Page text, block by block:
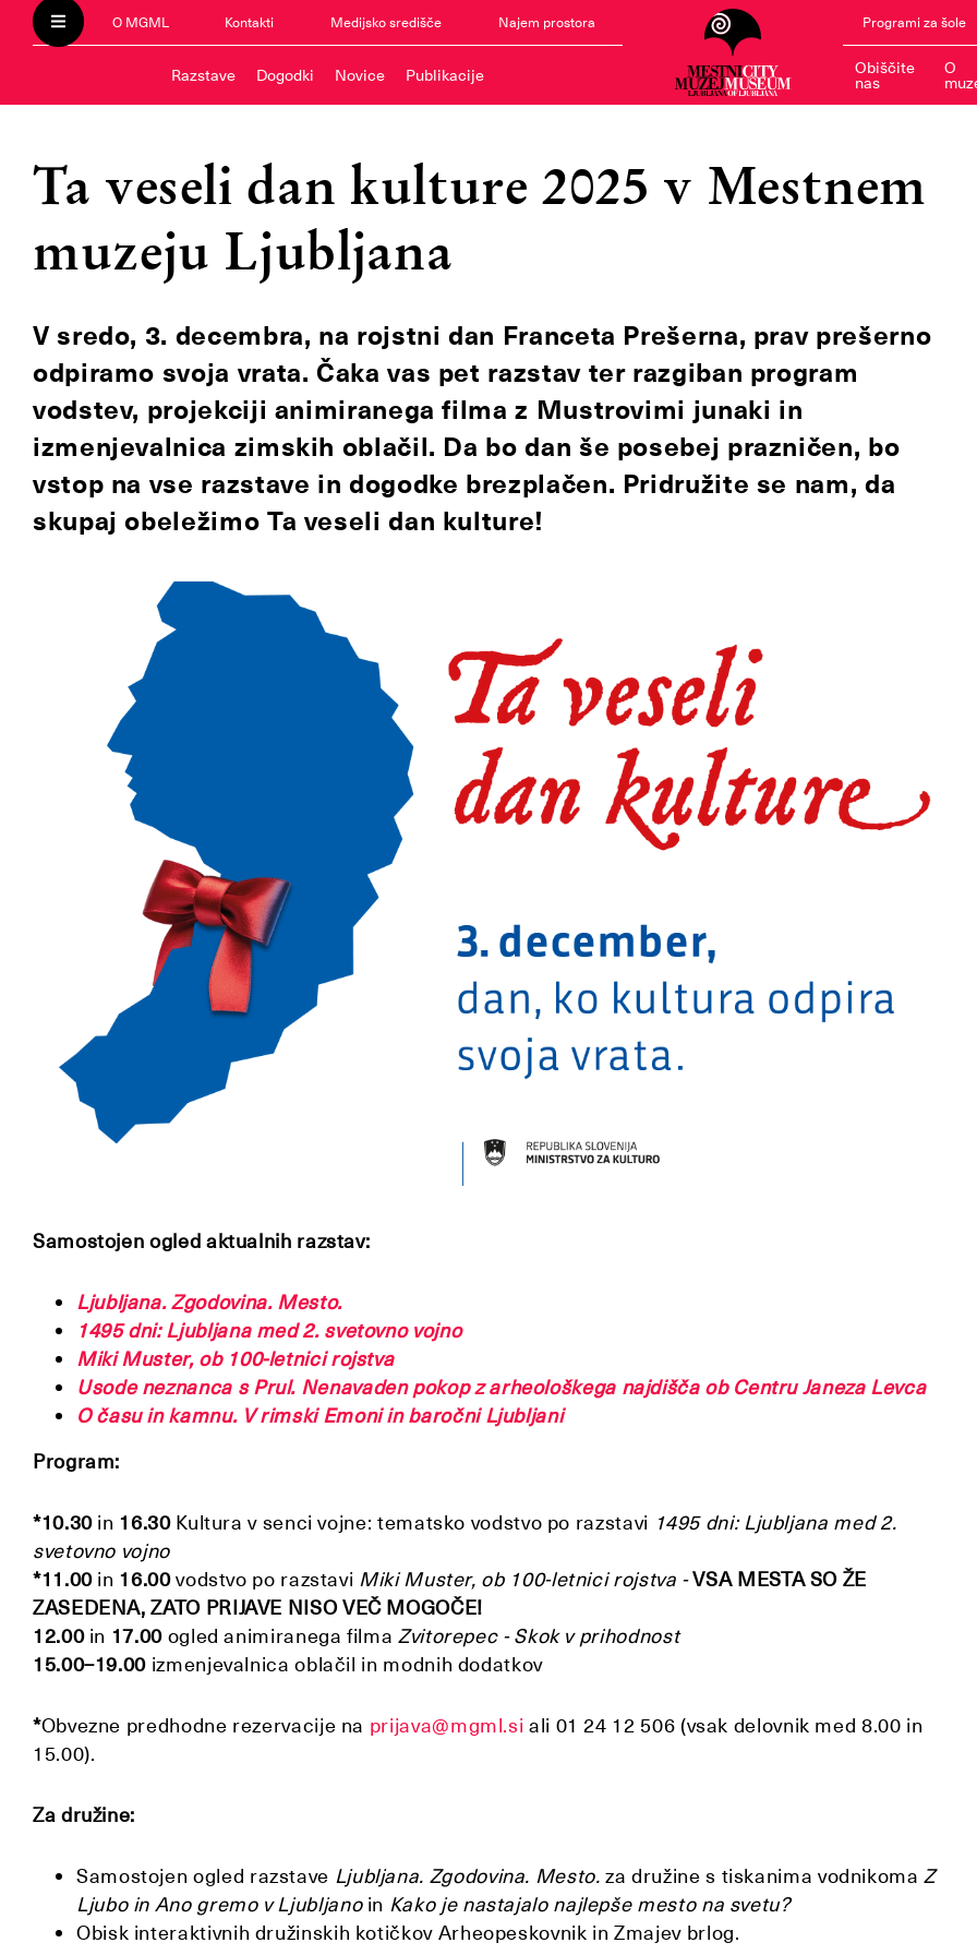
O MGML Kontakti Medijsko središče Najem prostora
Razstave Dogodki Novice Publikacije
Programi za šole
Obiščite
nas
O
Ta veseli dan kulture 2025 v Mestnem
muzeju Ljubljana
V sredo, 3. decembra, na rojstni dan Franceta Prešerna, prav prešerno
odpiramo svoja vrata. Čaka vas pet razstav ter razgiban program
vodstev, projekciji animiranega filma z Mustrovimi junaki in
izmenjevalnica zimskih oblačil. Da bo dan še posebej prazničen, bo
vstop na vse razstave in dogodke brezplačen. Pridružite se nam, da
skupaj obeležimo Ta veseli dan kulture!
Samostojen ogled aktualnih razstav:
Ljubljana. Zgodovina. Mesto.
1495 dni: Ljubljana med 2. svetovno vojno
Miki Muster, ob 100-letnici rojstva
Usode neznanca s Prul. Nenavaden pokop z arheološkega najdišča ob Centru Janeza Levca
O času in kamnu. V rimski Emoni in baročni Ljubljani
Program:
*10.30in 16.30Kultura v senci vojne: tematsko vodstvo po razstavi 1495 dni: Ljubljana med 2.
svetovno vojno
*11.00in 16.00vodstvo po razstavi Miki Muster, ob 100-letnici rojstva -VSA MESTA SO ŽE
ZASEDENA, ZATO PRIJAVE NISO VEČ MOGOČE!
12.00 in 17.00ogled animiranega filma Zvitorepec - Skok v prihodnost
15.00–19.00 izmenjevalnica oblačil in modnih dodatkov
*Obvezne predhodne rezervacije na prijava@mgml.si ali 01 24 12 506 (vsak delovnik med 8.00 in
15.00).
Za družine:
Samostojen ogled razstave Ljubljana. Zgodovina. Mesto. za družine s tiskanima vodnikomaZ
Ljubo in Ano gremo v Ljubljanoin Kako je nastajalo najlepše mesto na svetu?
Obisk interaktivnih družinskih kotičkov Arheopeskovnik in Zmajev brlog.